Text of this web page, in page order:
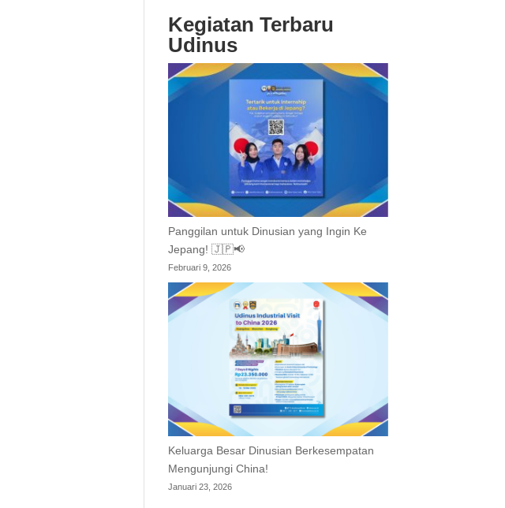
Kegiatan Terbaru
Udinus
Panggilan untuk Dinusian yang Ingin Ke
Jepang! 🇯🇵📢
Februari 9, 2026
Keluarga Besar Dinusian Berkesempatan
Mengunjungi China!
Januari 23, 2026